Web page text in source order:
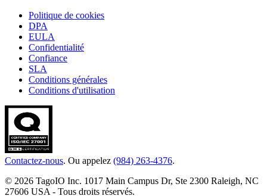
Politique de cookies
DPA
EULA
Confidentialité
Confiance
SLA
Conditions générales
Conditions d'utilisation
Contactez-nous. Ou appelez (984) 263-4376.
© 2026 TagoIO Inc. 1017 Main Campus Dr, Ste 2300 Raleigh, NC
27606 USA - Tous droits réservés.